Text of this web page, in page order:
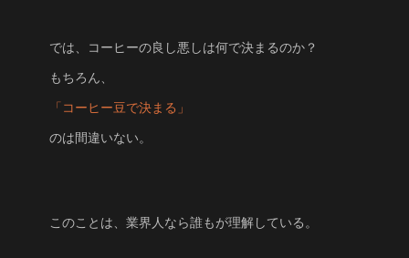
では、コーヒーの良し悪しは何で決まるのか？
もちろん、
「コーヒー豆で決まる」
のは間違いない。
このことは、業界人なら誰もが理解している。